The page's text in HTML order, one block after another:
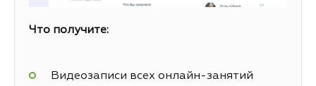
Что получите:
Видеозаписи всех онлайн-занятий